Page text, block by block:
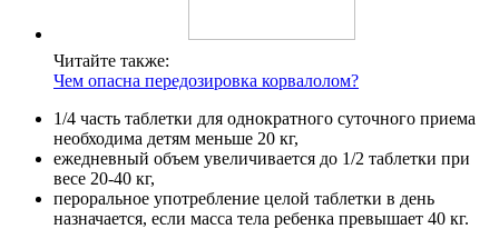
Читайте также:
Чем опасна передозировка корвалолом?
1/4 часть таблетки для однократного суточного приема
необходима детям меньше 20 кг,
ежедневный объем увеличивается до 1/2 таблетки при
весе 20-40 кг,
пероральное употребление целой таблетки в день
назначается, если масса тела ребенка превышает 40 кг.